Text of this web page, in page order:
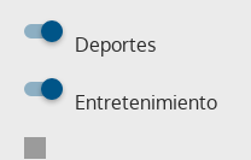
Deportes
Entretenimiento